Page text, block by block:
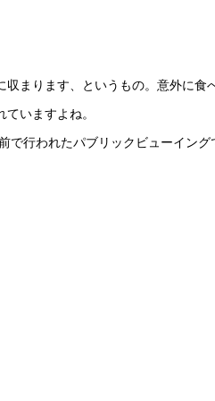
まります、というもの。意外に食
いますよね。
行われたパブリックビューイング